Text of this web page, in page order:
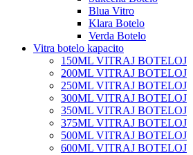
Blua Vitro
Klara Botelo
Verda Botelo
Vitra botelo kapacito
150ML VITRAJ BOTELOJ
200ML VITRAJ BOTELOJ
250ML VITRAJ BOTELOJ
300ML VITRAJ BOTELOJ
350ML VITRAJ BOTELOJ
375ML VITRAJ BOTELOJ
500ML VITRAJ BOTELOJ
600ML VITRAJ BOTELOJ